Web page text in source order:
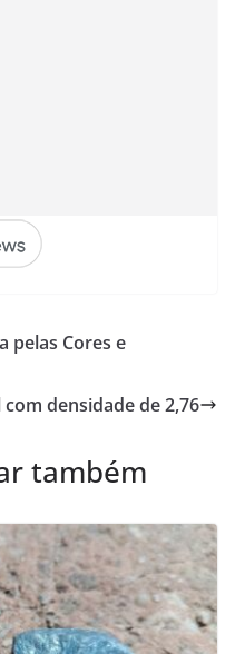
pelas Cores e
densidade de 2,76
também